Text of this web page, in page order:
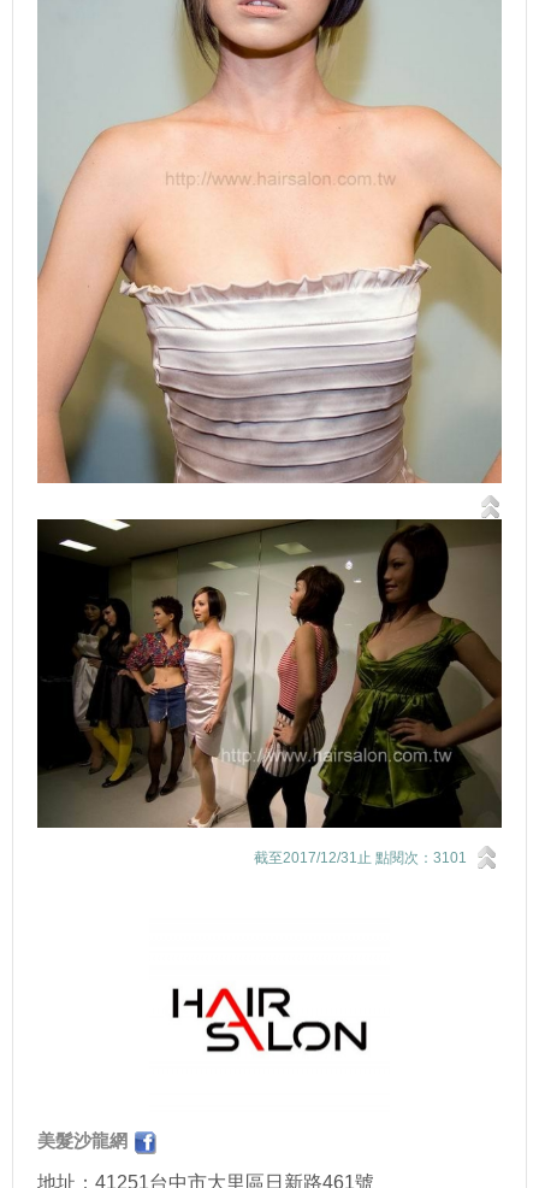
截至2017/12/31止 點閱次：3101
美髮沙龍網
地址：41251台中市大里區日新路461號